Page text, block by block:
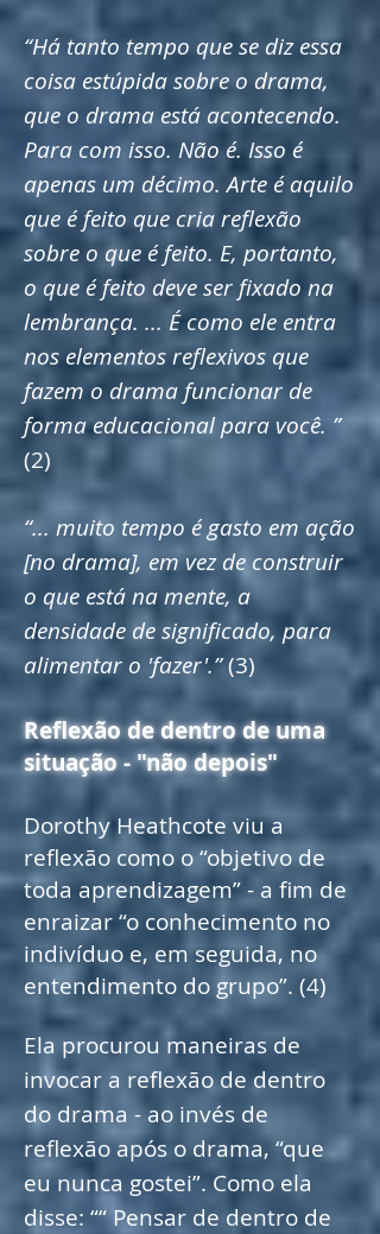
“Há tanto tempo que se diz essa
coisa estúpida sobre o drama,
que o drama está acontecendo.
Para com isso. Não é. Isso é
apenas um décimo. Arte é aquilo
que é feito que cria reflexão
sobre o que é feito. E, portanto,
o que é feito deve ser fixado na
lembrança. ... É como ele entra
nos elementos reflexivos que
fazem o drama funcionar de
forma educacional para você. ”
(2)
“... muito tempo é gasto em ação
[no drama], em vez de construir
o que está na mente, a
densidade de significado, para
alimentar o 'fazer'.”(3)
Reflexão de dentro de uma
situação - "não depois"
Dorothy Heathcote viu a
reflexão como o “objetivo de
toda aprendizagem” - a fim de
enraizar “o conhecimento no
indivíduo e, em seguida, no
entendimento do grupo”. (4)
Ela procurou maneiras de
invocar a reflexão de dentro
do drama - ao invés de
reflexão após o drama, “que
eu nunca gostei”. Como ela
disse: ““ Pensar de dentro de